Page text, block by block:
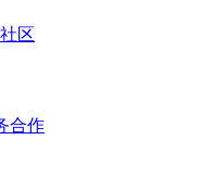
社区
合作